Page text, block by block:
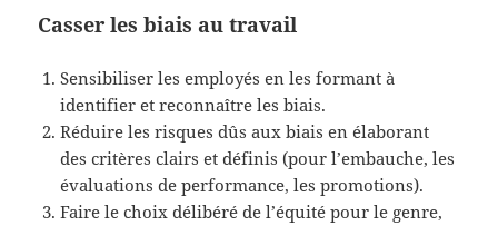
Casser les biais au travail
Sensibiliser les employés en les formant à
identifier et reconnaître les biais.
Réduire les risques dûs aux biais en élaborant
des critères clairs et définis (pour l’embauche, les
évaluations de performance, les promotions).
Faire le choix délibéré de l’équité pour le genre,